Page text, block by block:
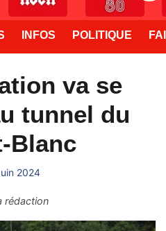
INFOS POLITIQUE
va se
tunnel du
Blanc
2024
rédaction